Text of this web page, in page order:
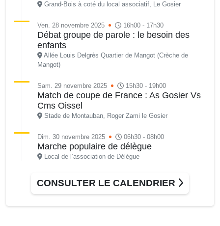
Grand-Bois à coté du local associatif, Le Gosier
Ven. 28 novembre 2025 16h00 - 17h30
Débat groupe de parole : le besoin des
enfants
Allée Louis Delgrès Quartier de Mangot (Crèche de
Mangot)
Sam. 29 novembre 2025 15h30 - 19h00
Match de coupe de France : As Gosier Vs
Cms Oissel
Stade de Montauban, Roger Zami le Gosier
Dim. 30 novembre 2025 06h30 - 08h00
Marche populaire de délègue
Local de l’association de Délègue
Semaine Européenne de la Réduction des
Déchets – SERD 2025
Local de l’association de l’AJSF
CONSULTER LE CALENDRIER